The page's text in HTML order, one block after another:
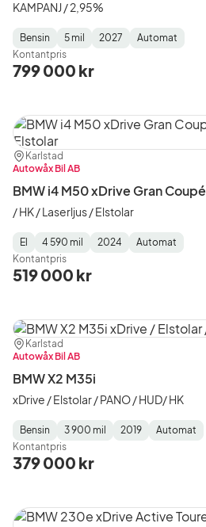
KAMPANJ / 2,95%
Fuel
Type:
Bensin
Mätarställning :
5 mil
Model
Year:
2027
Gearbox
Type:
Automat
Kontantpris
799 000 kr
Plats:
Karlstad
Återförsäljare:
Autowåx Bil AB
BMW i4 M50 xDrive Gran Coupé
/ HK / Laserljus / Elstolar
Fuel
Type:
El
Mätarställning :
4 590 mil
Model
Year:
2024
Gearbox
Type:
Automat
Kontantpris
519 000 kr
Plats:
Karlstad
Återförsäljare:
Autowåx Bil AB
BMW X2 M35i
xDrive / Elstolar / PANO / HUD/ HK
Fuel
Type:
Bensin
Mätarställning:
3 900 mil
Model
Year:
2019
Gearbox
Type:
Automat
Kontantpris
379 000 kr